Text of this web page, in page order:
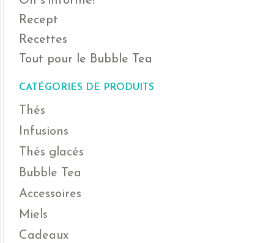
Recept
Recettes
Tout pour le Bubble Tea
CATÉGORIES DE PRODUITS
Thés
Infusions
Thés glacés
Bubble Tea
Accessoires
Miels
Cadeaux